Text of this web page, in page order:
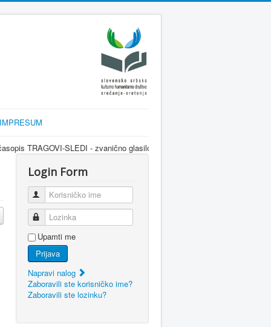
IMPRESUM
SLEDI - zvanično glasilo srpske dijaspore za informisanje Srba u
Login Form
Korisničko ime
Lozinka
Upamti me
Prijava
Napravi nalog
Zaboravili ste korisničko ime?
Zaboravili ste lozinku?